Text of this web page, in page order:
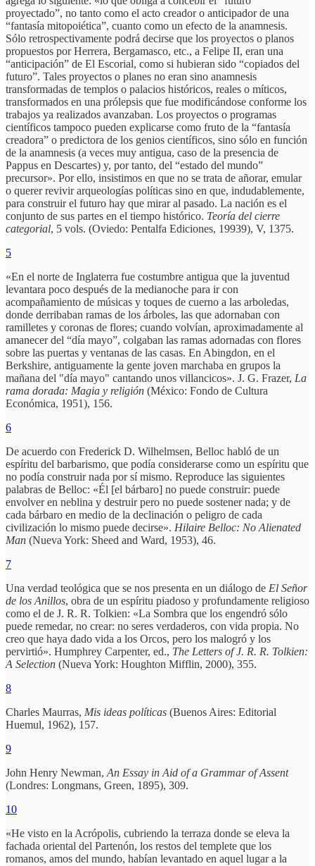
proyectado”, no tanto como el acto creador o anticipador de una
“fantasía mitopoiética”, cuanto como un efecto de la anamnesis.
Sólo retrospectivamente podrá decirse que los proyectos o planos
propuestos por Herrera, Bergamasco, etc., a Felipe II, eran una
“anticipación” de El Escorial, como si hubieran sido “copiados del
futuro”. Tales proyectos o planes no eran sino anamnesis
transformadas de templos o palacios históricos, reales o míticos,
transformados en una prólepsis que fue modificándose conforme los
trabajos ya realizados avanzaban. Los proyectos o programas
científicos tampoco pueden explicarse como fruto de la “fantasía
creadora” o predictora de los genios científicos, sino sólo en función
de la anamnesis (a veces muy antigua, caso de la presencia de
Pappus en Descartes) y, por tanto, del “estado del mundo”
precursor». Por ello, insistimos en que no se trata de añorar, emular
o querer revivir arqueologías políticas sino en que, indudablemente,
para construir el futuro hay que mirar al pasado. La nación es el
conjunto de sus partes en el tiempo histórico. Teoría del cierre
categorial, 5 vols. (Oviedo: Pentalfa Ediciones, 19939), V, 1375.
5
«En el norte de Inglaterra fue costumbre antigua que la juventud
levantara poco después de la medianoche para ir con
acompañamiento de músicas y toques de cuerno a las arboledas,
donde derribaban ramas de los árboles, las que adornaban con
ramilletes y coronas de flores; cuando volvían, aproximadamente al
amanecer del “día mayo”, colgaban las ramas adornadas con flores
sobre las puertas y ventanas de las casas. En Abingdon, en el
Berkshire, antiguamente la gente joven marchaba en grupos la
mañana del "día mayo" cantando unos villancicos». J. G. Frazer, La
rama dorada: Magia y religión (México: Fondo de Cultura
Económica, 1951), 156.
6
De acuerdo con Frederick D. Wilhelmsen, Belloc habló de un
espíritu del barbarismo, que podía considerarse como un espíritu que
no podía construir nada por sí mismo. Reproduce las siguientes
palabras de Belloc: «Él [el bárbaro] no puede construir: puede
envolver en neblina y destruir pero no puede sostener nada; y de
cada bárbaro en medio de la declinación o peligro de cada
civilización lo mismo puede decirse». Hilaire Belloc: No Alienated
Man (Nueva York: Sheed and Ward, 1953), 46.
7
Una verdad teológica que se nos presenta en un diálogo de El Señor
de los Anillos, obra de un espíritu piadoso y profundamente religioso
como el de J. R. R. Tolkien: «La Sombra que los engendró sólo
puede remedar, no crear: no seres verdaderos, con vida propia. No
creo que haya dado vida a los Orcos, pero los malogró y los
pervirtió». Humphrey Carpenter, ed., The Letters of J. R. R. Tolkien:
A Selection (Nueva York: Houghton Mifflin, 2000), 355.
8
Charles Maurras, Mis ideas políticas (Buenos Aires: Editorial
Huemul, 1962), 157.
9
John Henry Newman, An Essay in Aid of a Grammar of Assent
(Londres: Longmans, Green, 1895), 309.
10
«He visto en la Acrópolis, cubriendo la terraza donde se eleva la
fachada oriental del Partenón, los restos del templete que los
romanos, amos del mundo, habían levantado en aquel lugar a la